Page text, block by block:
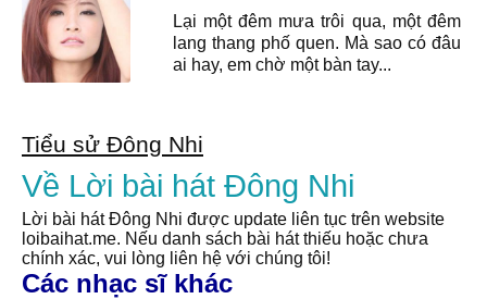
Lại một đêm mưa trôi qua, một đêm
lang thang phố quen. Mà sao có đâu
ai hay, em chờ một bàn tay...
Tiểu sử Đông Nhi
Về Lời bài hát Đông Nhi
Lời bài hát Đông Nhi được update liên tục trên website
loibaihat.me. Nếu danh sách bài hát thiếu hoặc chưa
chính xác, vui lòng liên hệ với chúng tôi!
Các nhạc sĩ khác